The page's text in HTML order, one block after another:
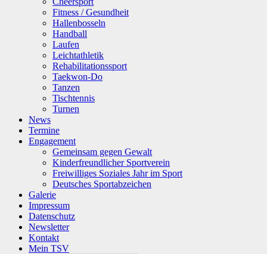
Fitness / Gesundheit
Hallenbosseln
Handball
Laufen
Leichtathletik
Rehabilitationssport
Taekwon-Do
Tanzen
Tischtennis
Turnen
News
Termine
Engagement
Gemeinsam gegen Gewalt
Kinderfreundlicher Sportverein
Freiwilliges Soziales Jahr im Sport
Deutsches Sportabzeichen
Galerie
Impressum
Datenschutz
Newsletter
Kontakt
Mein TSV